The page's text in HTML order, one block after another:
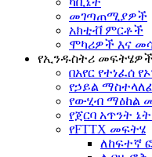
መገጣጠሚያዎች
አክቲቭ ምርቶች
ሞካሪዎች እና
የኢንዱስትሪ መፍትሄዎች
በአየር የተነፈሰ
የኃይል
የውሂብ ማዕከል
የጀርባ አጥንት
የFTTX መፍትሄ
ለከፍተኛ